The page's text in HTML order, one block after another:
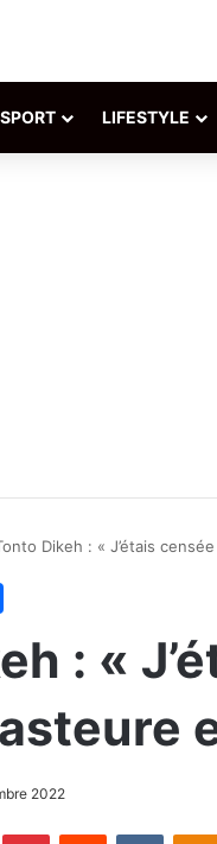
SPORT LIFESTYLE
Dikeh : « J’étais
: «
2022
PinterestReddit